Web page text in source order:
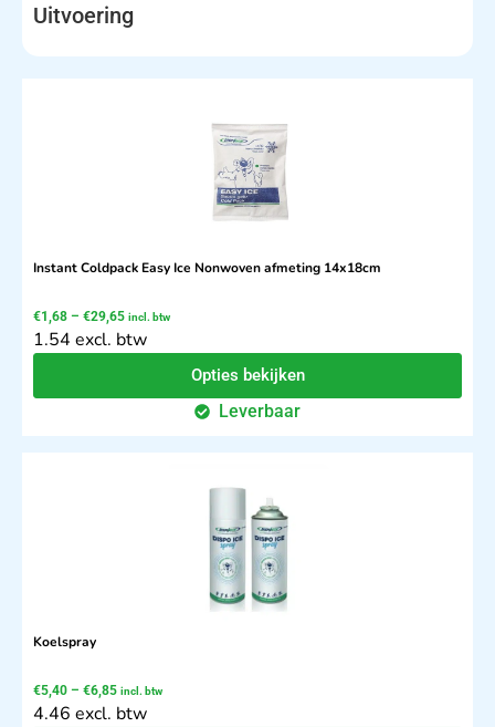
Uitvoering
Instant Coldpack Easy Ice Nonwoven afmeting 14x18cm
€1,68 – €29,65 incl. btw
1.54 excl. btw
Opties bekijken
Leverbaar
Koelspray
€5,40 – €6,85 incl. btw
4.46 excl. btw